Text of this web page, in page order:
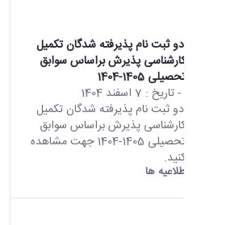
اطلاعیه شماره دو ثبت نام پذیرفته شدگان تکمیل
ظرفیت مقطع کارشناسی پذیرش براساس سوابق
تحصیلی سال تحصیلی 1405-1404
- تاریخ : 7 اسفند 1404
اطلاعیه شماره دو ثبت نام پذیرفته شدگان تکمیل
ظرفیت مقطع کارشناسی پذیرش براساس سوابق
تحصیلی سال تحصیلی 1405-1404 جهت مشاهده
اطلاعیه کلیک کنید.
اطلاعیه ها